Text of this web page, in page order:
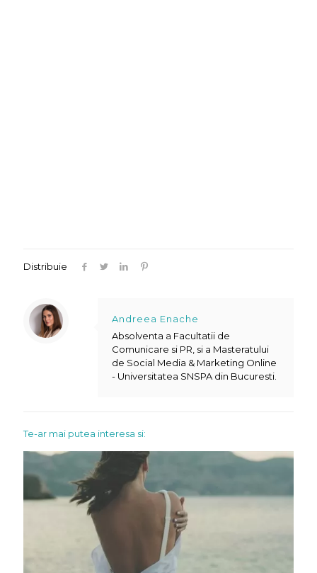
Distribuie
Andreea Enache
Absolventa a Facultatii de
Comunicare si PR, si a Masteratului
de Social Media & Marketing Online
- Universitatea SNSPA din Bucuresti.
Te-ar mai putea interesa si: